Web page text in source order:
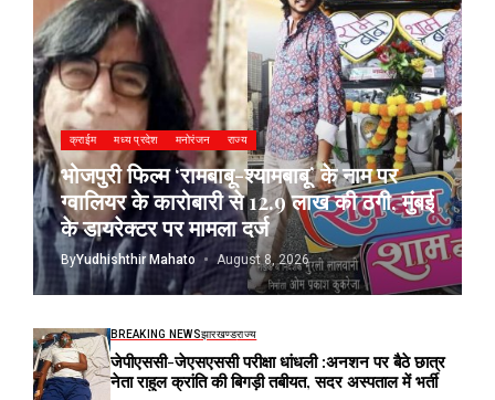
क्राईम मध्य प्रदेश मनोरंजन राज्य
भोजपुरी फिल्म ‘रामबाबू-श्यामबाबू’ के नाम पर
ग्वालियर के कारोबारी से 12.9 लाख की ठगी, मुंबई
के डायरेक्टर पर मामला दर्ज
ByYudhishthir Mahato August 8, 2026
BREAKING NEWSझारखण्डराज्य
जेपीएससी-जेएसएससी परीक्षा धांधली :अनशन पर बैठे छात्र
नेता राहुल क्रांति की बिगड़ी तबीयत, सदर अस्पताल में भर्ती